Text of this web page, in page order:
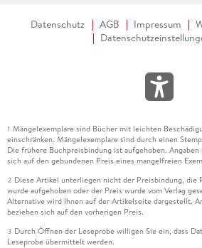
Datenschutz AGB Impressum
1 Mängelexemplare sind Bücher mit leichten
einschränken. Mängelexemplare sind durch einen
Die frühere Buchpreisbindung ist aufgehoben. Angaben
sich auf den gebundenen Preis eines mangelfreien
2 Diese Artikel unterliegen nicht der Preisbindung, die
wurde aufgehoben oder der Preis wurde vom Verlag
Alternative wird Ihnen auf der Artikelseite dargestellt.
beziehen sich auf den vorherigen Preis.
3 Durch Öffnen der Leseprobe willigen Sie ein, dass
Leseprobe übermittelt werden.